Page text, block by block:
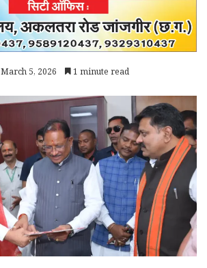
March 5, 2026 1 minute read